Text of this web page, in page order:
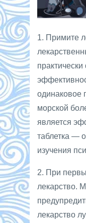
1. Примите
одинаковое
морской
является
таблетка —
изучения
2. При
лекарство.
лекарство